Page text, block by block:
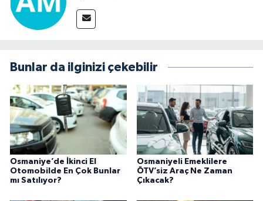
Bunlar da ilginizi çekebilir
Osmaniye’de İkinci El
Otomobilde En Çok Bunlar
mı Satılıyor?
Osmaniyeli Emeklilere
ÖTV’siz Araç Ne Zaman
Çıkacak?